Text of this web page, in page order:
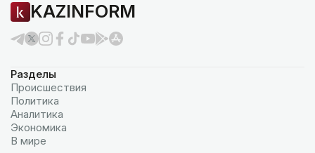
KAZINFORM
Разделы
Происшествия
Политика
Аналитика
Экономика
В мире